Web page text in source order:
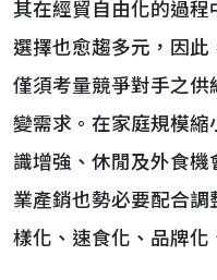
其在經貿自由化的過
選擇也愈趨多元，因
僅須考量競爭對手之
變需求。在家庭規模
識增強、休閒及外食
業產銷也勢必要配合
樣化、速食化、品牌化